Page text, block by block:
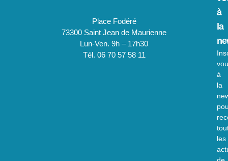
Place Fodéré
73300 Saint Jean de Maurienne
Lun-Ven. 9h – 17h30
Tél. 06 70 57 58 11
à
la
à
la
les